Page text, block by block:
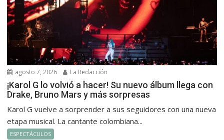
agosto 7, 2026 La Redacción
¡Karol G lo volvió a hacer! Su nuevo álbum llega con
Drake, Bruno Mars y más sorpresas
Karol G vuelve a sorprender a sus seguidores con una nueva
etapa musical. La cantante colombiana...
ESPECTÁCULOS